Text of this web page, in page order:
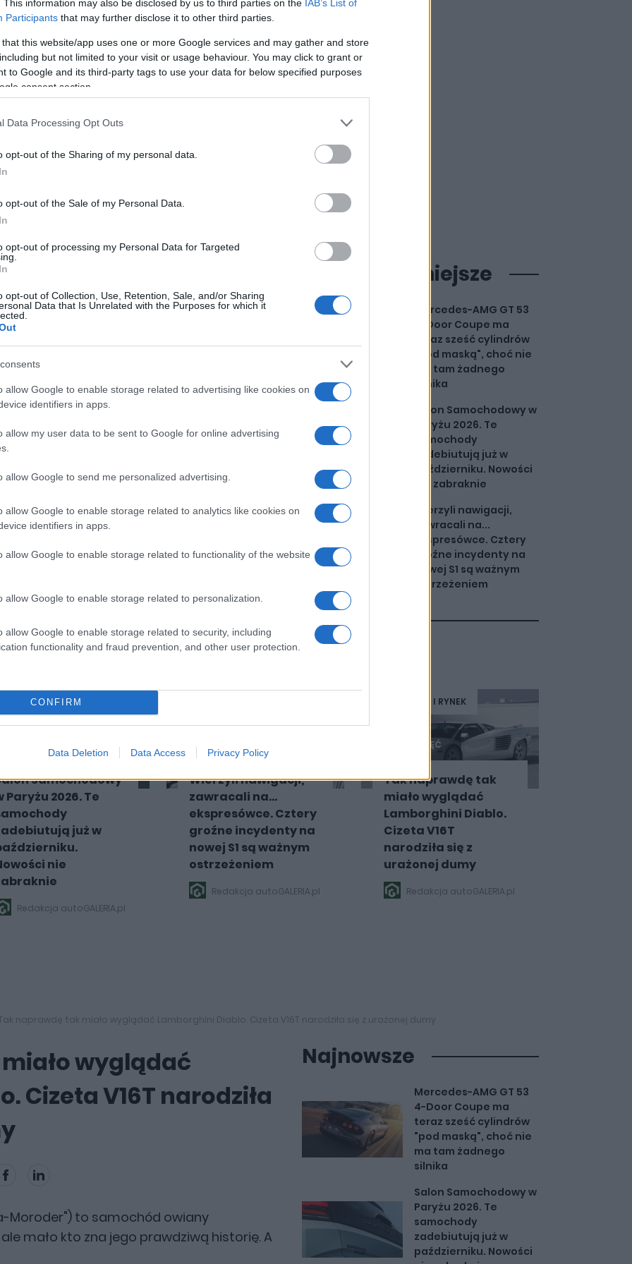
This information may also be disclosed by us to third parties on the IAB’s List of
Participants that may further disclose it to other third parties.
that this website/app uses one or more Google services and may gather and store
but not limited to your visit or usage behaviour. You may click to grant or
to Google and its third-party tags to use your data for below specified purposes
consent section.
Data Processing Opt Outs
opt-out of the Sharing of my personal data.
opt-out of the Sale of my Personal Data.
opt-out of processing my Personal Data for Targeted
opt-out of Collection, Use, Retention, Sale, and/or Sharing
Data that Is Unrelated with the Purposes for which it
allow Google to enable storage related to advertising like cookies on
identifiers in apps.
allow my user data to be sent to Google for online advertising
allow Google to send me personalized advertising.
allow Google to enable storage related to analytics like cookies on
identifiers in apps.
allow Google to enable storage related to functionality of the website
allow Google to enable storage related to personalization.
allow Google to enable storage related to security, including
functionality and fraud prevention, and other user protection.
CONFIRM
Data Deletion Data Access Privacy Policy
wygląda już na w pełni
nie zdradza jednak detali
że oficjalny debiut odbędzie
zaś auto zostanie zaprezentowane
. Tonale zastąpi po części
jednocześnie klientów
#alfa romeo tonale 2020
i właściciel portalu autoGALERIA.pl,
się w testach, opiniach i
często nadając im
charakter. Pasjonuje się
krajobrazami, co często
w jego tekstach. Prowadzi także kanał
motoryzacji.
Najpopularniejsze
Mercedes-AMG GT 53
4-Door Coupe ma
teraz sześć cylindrów
"pod maską", choć nie
ma tam żadnego
silnika
Salon Samochodowy w
Paryżu 2026. Te
samochody
zadebiutują już w
październiku. Nowości
nie zabraknie
Wierzyli nawigacji,
zawracali na...
ekspresówce. Cztery
groźne incydenty na
nowej S1 są ważnym
ostrzeżeniem
I RYNEK
Samochodowy
Paryżu 2026. Te
już w
nie
Redakcja autoGALERIA.pl
Wierzyli nawigacji,
zawracali na...
ekspresówce. Cztery
groźne incydenty na
nowej S1 są ważnym
ostrzeżeniem
Redakcja autoGALERIA.pl
PRODUCENCI I RYNEK
15 ZDJĘĆ
Tak naprawdę tak
miało wyglądać
Lamborghini Diablo.
Cizeta V16T
narodziła się z
urażonej dumy
Redakcja autoGALERIA.pl
naprawdę tak miało wyglądać Lamborghini Diablo. Cizeta V16T narodziła się z urażonej dumy
wyglądać
Cizeta V16T narodziła
Moroder") to samochód owiany
mało kto zna jego prawdziwą historię. A
Najnowsze
Mercedes-AMG GT 53
4-Door Coupe ma
teraz sześć cylindrów
"pod maską", choć nie
ma tam żadnego
silnika
Salon Samochodowy w
Paryżu 2026. Te
samochody
zadebiutują już w
październiku. Nowości